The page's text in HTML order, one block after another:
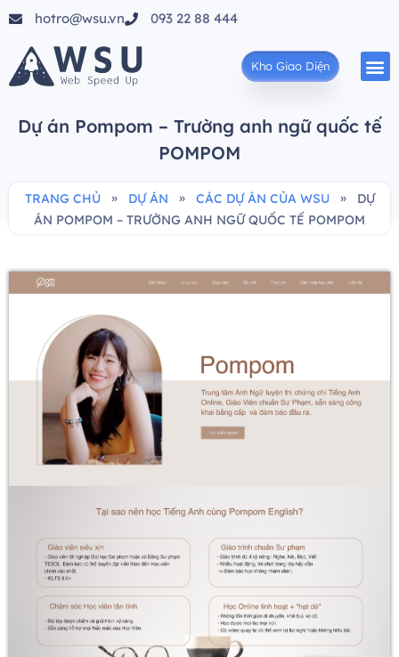
hotro@wsu.vn 093 22 88 444
Kho Giao Diện
Dự án Pompom – Trường anh ngữ quốc tế
POMPOM
TRANG CHỦ » DỰ ÁN » CÁC DỰ ÁN CỦA WSU »
DỰ
ÁN POMPOM – TRƯỜNG ANH NGỮ QUỐC TẾ POMPOM